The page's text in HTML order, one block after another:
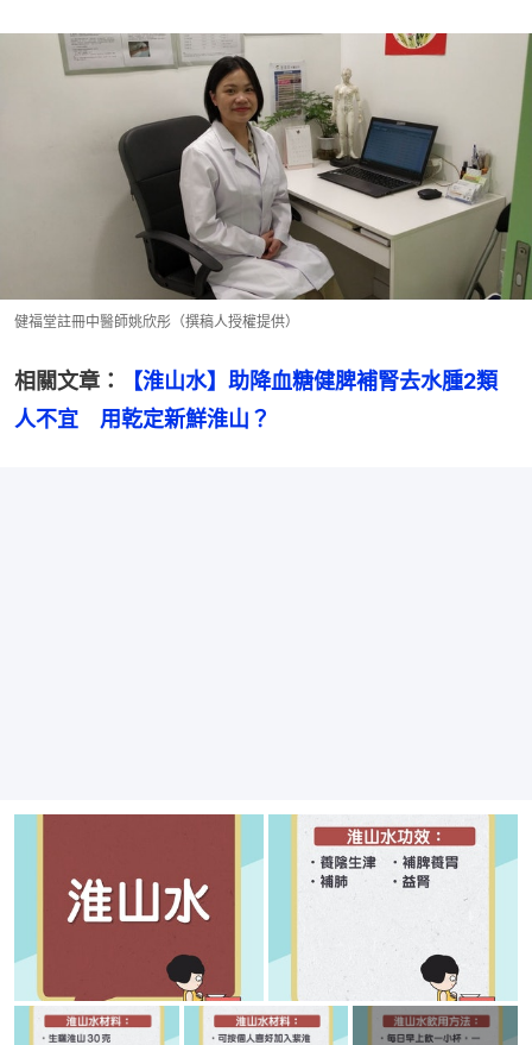
健福堂註冊中醫師姚欣彤（撰稿人授權提供）
相關文章：
【淮山水】助降血糖健脾補腎去水腫2類
人不宜　用乾定新鮮淮山？